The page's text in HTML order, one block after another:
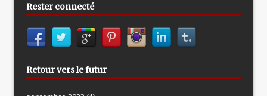
Rester connecté
Retour vers le futur